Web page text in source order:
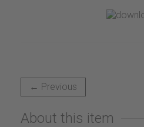
← Previous
About this item